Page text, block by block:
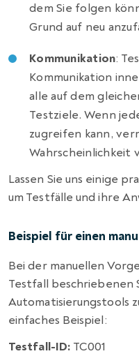
dem Sie folgen
Grund auf neu
Kommunikation:
Kommunikation
alle auf dem
Testziele. Wenn
zugreifen kann,
Wahrscheinlichkeit
Lassen Sie uns einige
um Testfälle und ihre
Beispiel für einen
Bei der manuellen
Testfall beschriebenen
Automatisierungstools
einfaches Beispiel:
Testfall-ID: TC001